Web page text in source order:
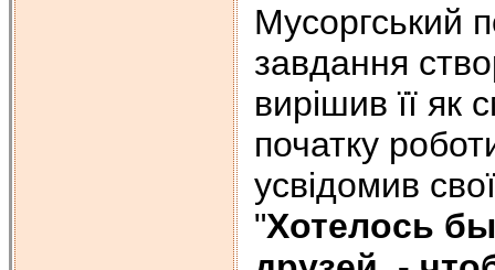
Мусоргський
завдання
вирішив її як
початку
усвідомив
"Хотелось